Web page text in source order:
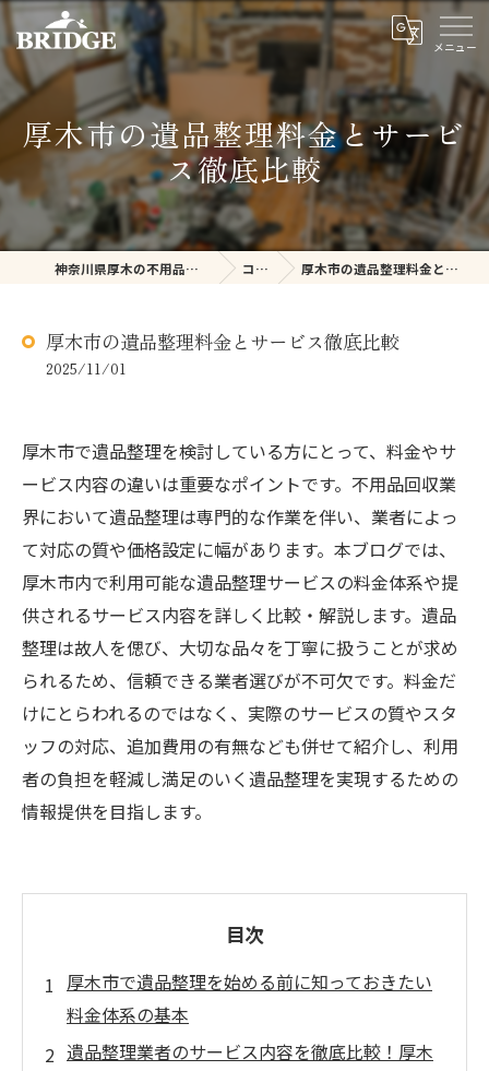
厚木市の遺品整理料金とサービ
ス徹底比較
神奈川県厚木の不用品回収ならBRIDGE コラム 厚木市の遺品整理料金とサービス徹底比較
厚木市の遺品整理料金とサービス徹底比較
2025/11/01
厚木市で遺品整理を検討している方にとって、料金やサ
ービス内容の違いは重要なポイントです。不用品回収業
界において遺品整理は専門的な作業を伴い、業者によっ
て対応の質や価格設定に幅があります。本ブログでは、
厚木市内で利用可能な遺品整理サービスの料金体系や提
供されるサービス内容を詳しく比較・解説します。遺品
整理は故人を偲び、大切な品々を丁寧に扱うことが求め
られるため、信頼できる業者選びが不可欠です。料金だ
けにとらわれるのではなく、実際のサービスの質やスタ
ッフの対応、追加費用の有無なども併せて紹介し、利用
者の負担を軽減し満足のいく遺品整理を実現するための
情報提供を目指します。
目次
厚木市で遺品整理を始める前に知っておきたい
料金体系の基本
遺品整理業者のサービス内容を徹底比較！厚木